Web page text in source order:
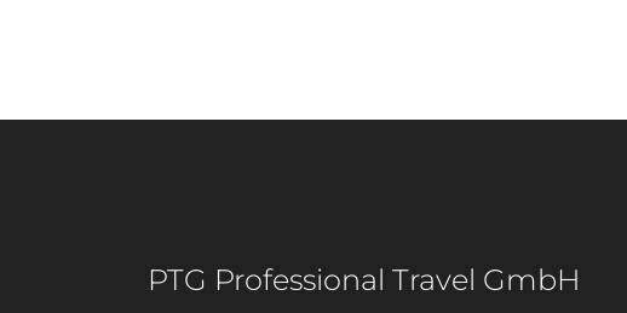
PTG Professional Travel GmbH